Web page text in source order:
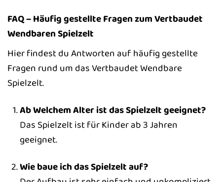
FAQ – Häufig gestellte Fragen zum Vertbaudet
Wendbaren Spielzelt
Hier findest du Antworten auf häufig gestellte
Fragen rund um das Vertbaudet Wendbare
Spielzelt.
Ab Welchem Alter ist das Spielzelt geeignet?
Das Spielzelt ist für Kinder ab 3 Jahren
geeignet.
Wie baue ich das Spielzelt auf?